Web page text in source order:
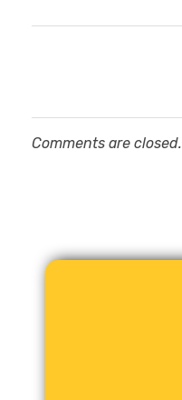
Comments are closed.